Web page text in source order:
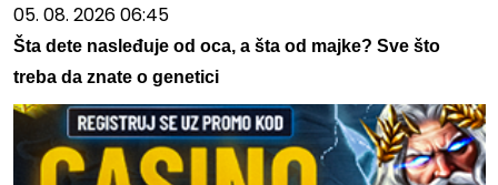
05. 08. 2026 06:45
Šta dete nasleđuje od oca, a šta od majke? Sve što
treba da znate o genetici